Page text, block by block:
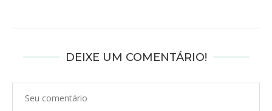
DEIXE UM COMENTÁRIO!